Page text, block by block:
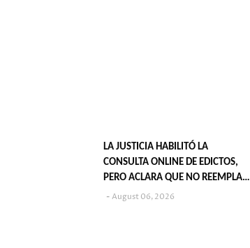
LA JUSTICIA HABILITÓ LA
CONSULTA ONLINE DE EDICTOS,
PERO ACLARA QUE NO REEMPLAZA
SU PUBLICACIÓN EN DIARIOS
August 06, 2026